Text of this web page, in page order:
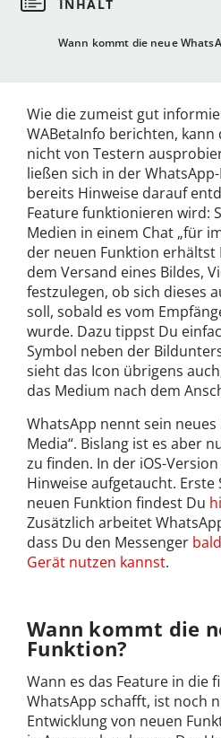
Wann kommt die neue
Wie die zumeist gut
WABetaInfo berichten, kann
nicht von Testern
ließen sich in der
bereits Hinweise darauf
Feature funktionieren wird:
Medien in einem Chat „für
der neuen Funktion
dem Versand eines Bildes,
festzulegen, ob sich dieses
soll, sobald es vom
wurde. Dazu tippst Du
Symbol neben der
sieht das Icon übrigens
das Medium nach dem
WhatsApp nennt sein neues
Media“. Bislang ist es aber
zu finden. In der iOS-
Hinweise aufgetaucht.
neuen Funktion findest Du
Zusätzlich arbeitet
dass Du den Messenger
Gerät nutzen kannst.
Wann kommt die
Funktion?
Wann es das Feature in die
WhatsApp schafft, ist noch
Entwicklung von neuen